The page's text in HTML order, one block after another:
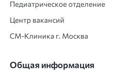
Педиатрическое отделение
Центр вакансий
СМ‑Клиника г. Москва
Общая информация